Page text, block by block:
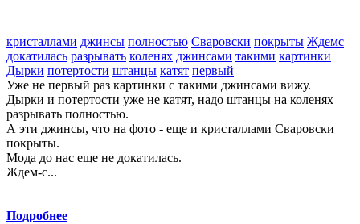
кристаллами джинсы полностью Сваровски покрыты Ждемс
докатилась разрывать коленях джинсами такими картинки
Дырки потертости штанцы катят первый
Уже не первый раз картинки с такими джинсами вижу.
Дырки и потертости уже не катят, надо штанцы на коленях
разрывать полностью.
А эти джинсы, что на фото - еще и кристаллами Сваровски
покрыты.
Мода до нас еще не докатилась.
Ждем-с...
Подробнее